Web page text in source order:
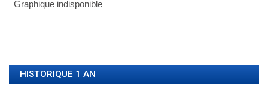
HISTORIQUE 1 AN